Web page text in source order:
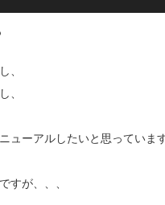
、
、
ューアルしたいと思っています
すが、、、